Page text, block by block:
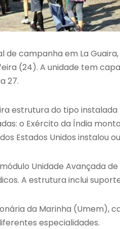
de campanha em La
(24). A unidade tem
27.
estrutura do tipo
o Exército da Índia
Estados Unidos instalou
Unidade Avançada
A estrutura inclui
da Marinha (Umem),
especialidades.